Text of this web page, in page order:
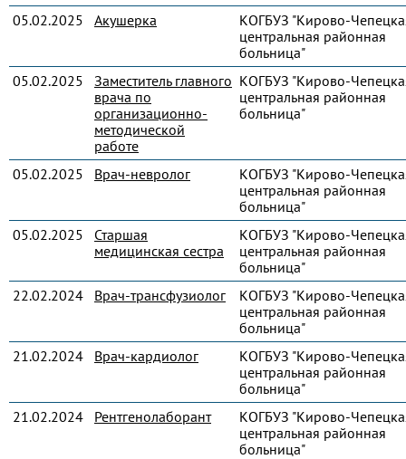
05.02.2025
Акушерка
КОГБУЗ "Кирово-
центральная районная
больница"
05.02.2025
Заместитель главного
врача по
организационно-
методической
работе
КОГБУЗ "Кирово-
центральная районная
больница"
05.02.2025 Врач-невролог
КОГБУЗ "Кирово-
центральная районная
больница"
05.02.2025
Старшая
медицинская сестра
КОГБУЗ "Кирово-
центральная районная
больница"
22.02.2024
Врач-трансфузиолог
КОГБУЗ "Кирово-
центральная районная
больница"
21.02.2024
Врач-кардиолог
КОГБУЗ "Кирово-
центральная районная
больница"
21.02.2024
Рентгенолаборант
КОГБУЗ "Кирово-
центральная районная
больница"